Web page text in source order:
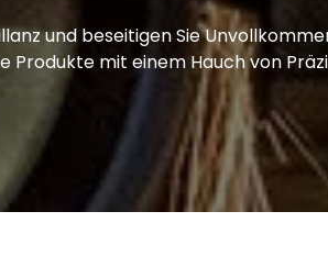
und beseitigen Sie
Produkte mit einem Hauch von